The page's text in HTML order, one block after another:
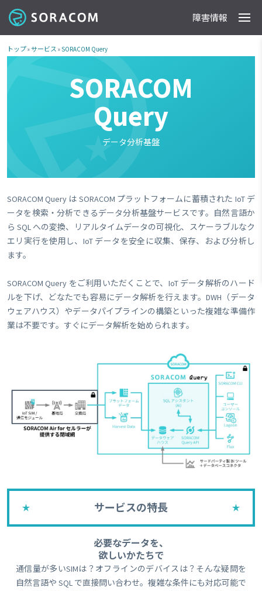
製品
事例
料金
ドキュメント
導入支援
IoTストア
最新情報 障害情報
トップ»サービス » SORACOM Query
SORACOM
Query
データ分析基盤
SORACOM Query は SORACOM プラットフォームに蓄積された IoT デ
ータを検索・分析できるデータ分析基盤サービスです。自然言語か
ら SQL への変換、リアルタイムデータの可視化、スケーラブルなク
エリ実行を使用し、IoT データを安全に収集、保存、および分析し
ます。
SORACOM Query をご利用いただくことで、IoT データ解析のハード
ルを下げ、どなたでも容易にデータ解析を行えます。DWH（データ
ウェアハウス）やデータパイプラインの構築といった複雑な準備作
業は不要です。すぐにデータ解析を始められます。
サービスの特長
必要なデータを、
欲しいかたちで
通信量が多いSIMは？オフラインのデバイスは？そんな疑問を
自然言語や SQL で直接問い合わせ。複雑な条件にも対応可能で